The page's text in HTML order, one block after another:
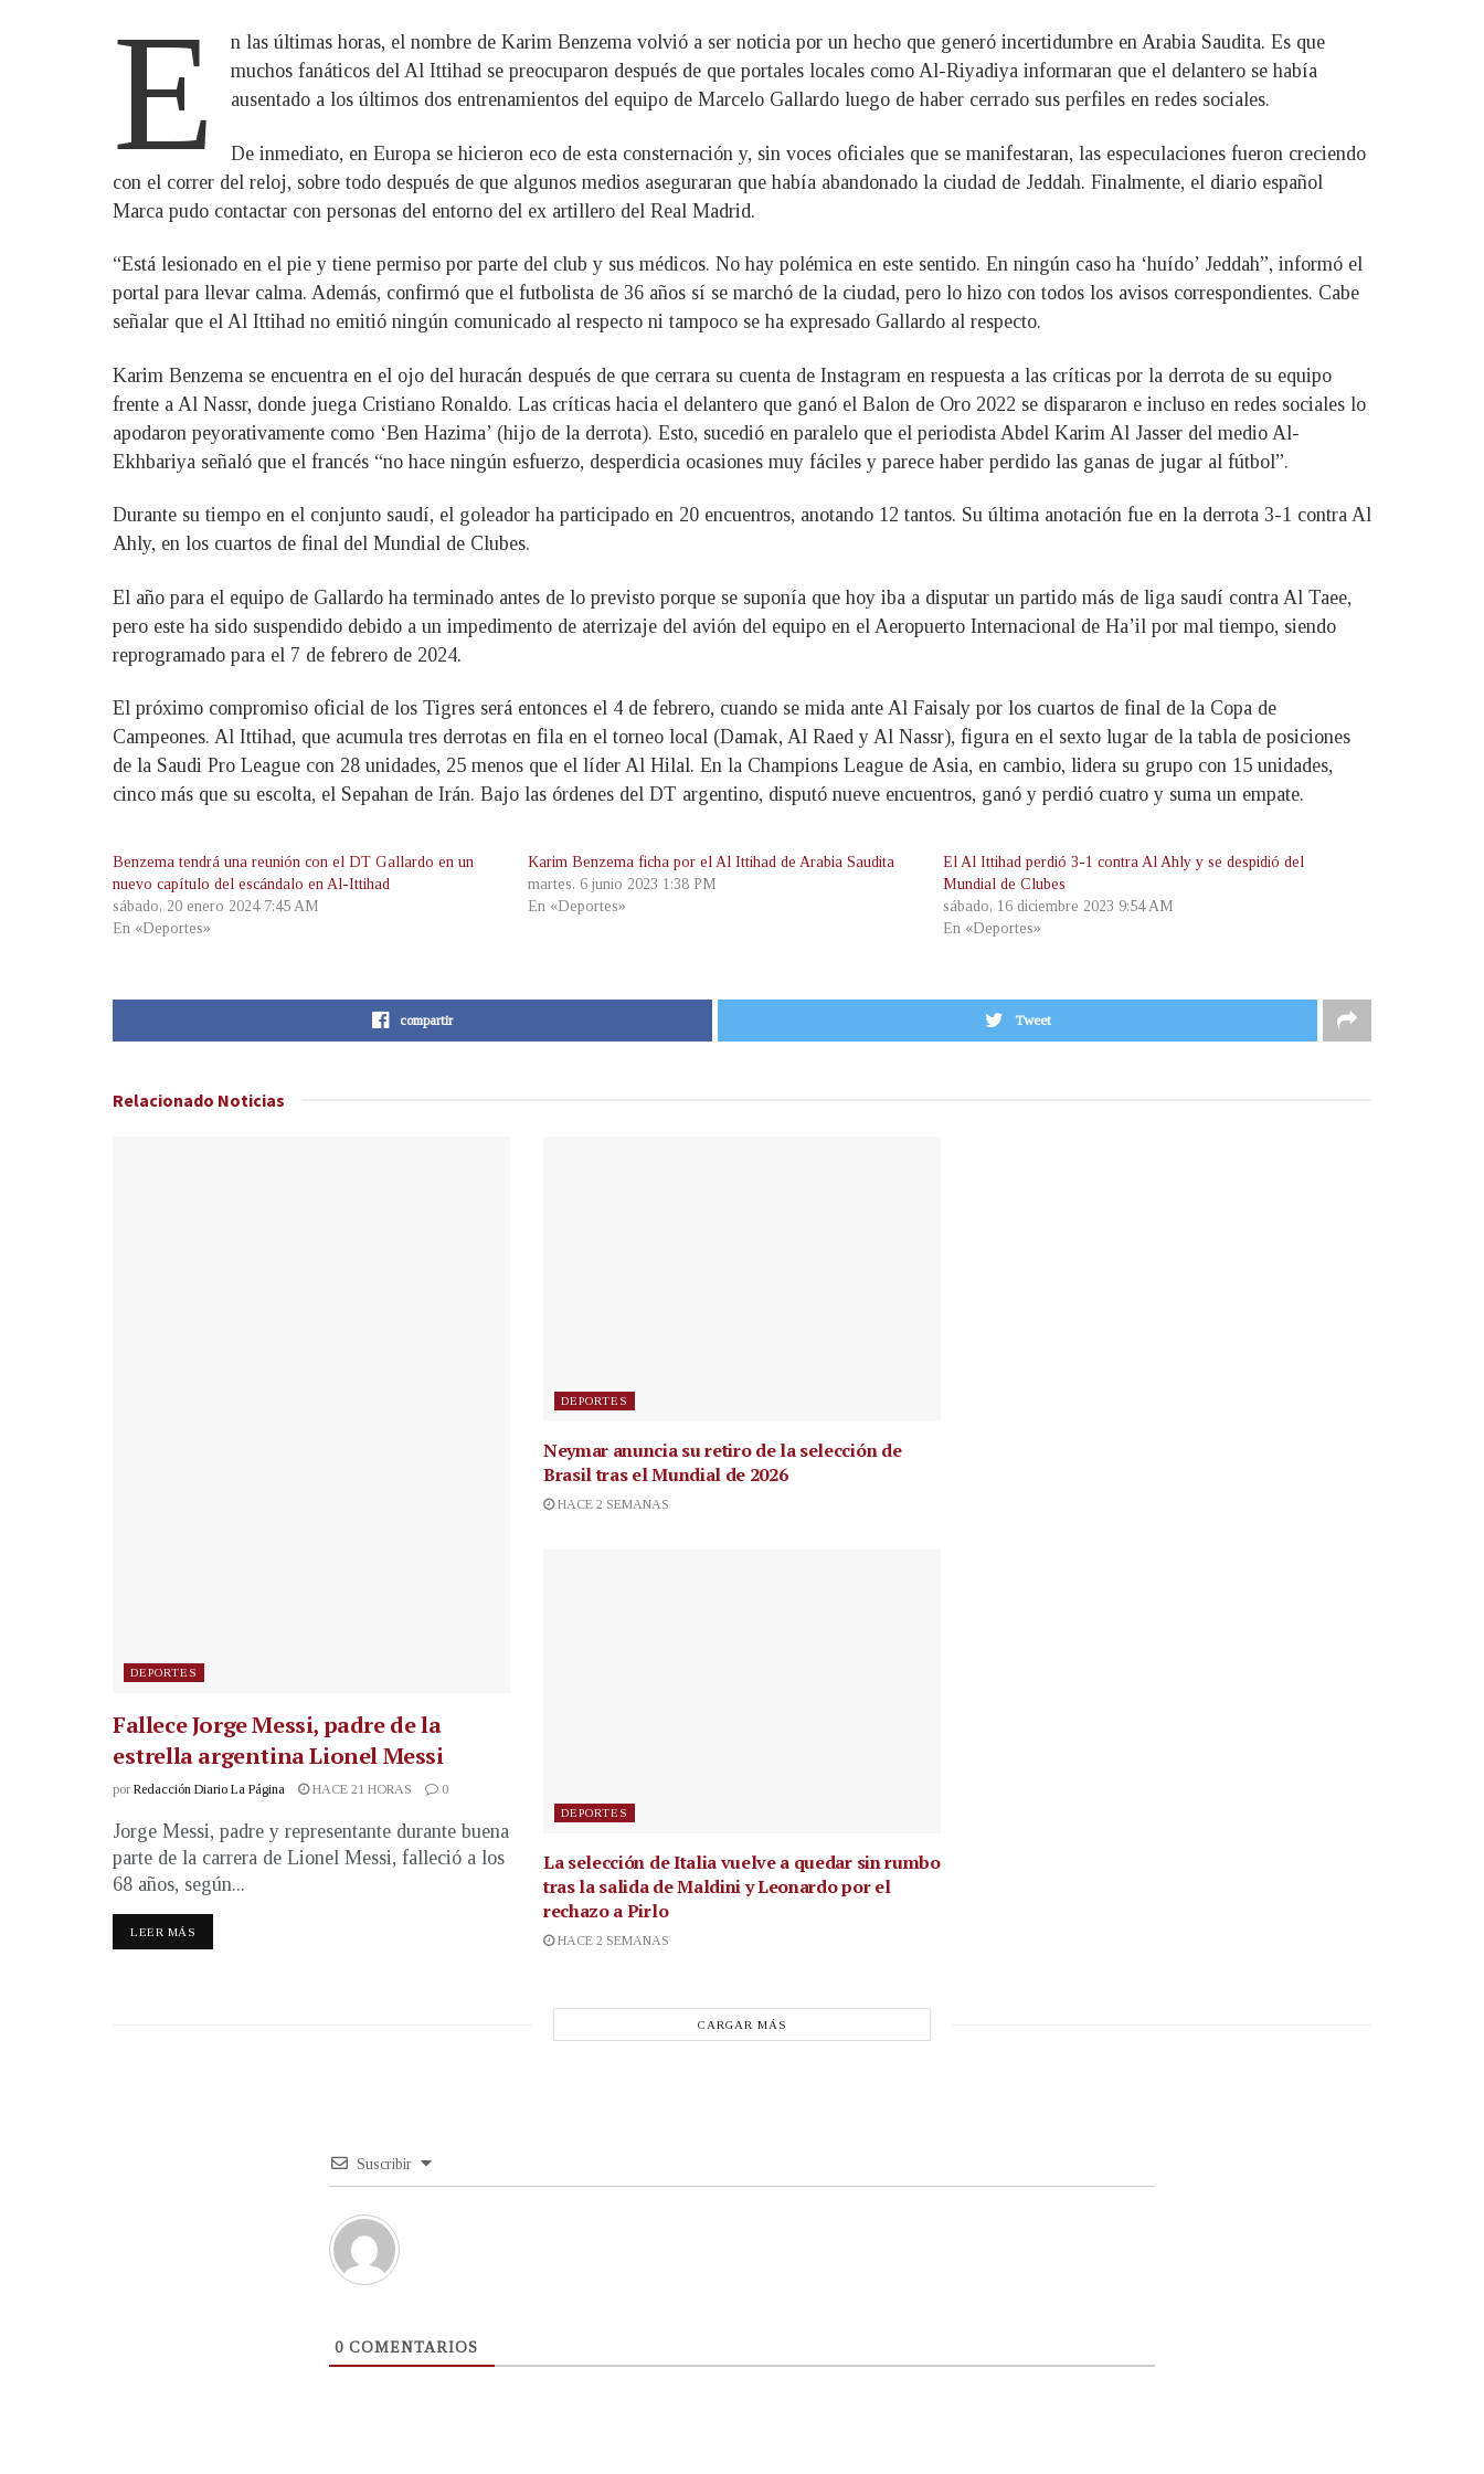
E
n las últimas horas, el nombre de Karim Benzema volvió a ser noticia por un hecho que generó incertidumbre en Arabia Saudita. Es que
muchos fanáticos del Al Ittihad se preocuparon después de que portales locales como Al-Riyadiya informaran que el delantero se había
ausentado a los últimos dos entrenamientos del equipo de Marcelo Gallardo luego de haber cerrado sus perfiles en redes sociales.
De inmediato, en Europa se hicieron eco de esta consternación y, sin voces oficiales que se manifestaran, las especulaciones fueron creciendo
con el correr del reloj, sobre todo después de que algunos medios aseguraran que había abandonado la ciudad de Jeddah. Finalmente, el diario español
Marca pudo contactar con personas del entorno del ex artillero del Real Madrid.
“Está lesionado en el pie y tiene permiso por parte del club y sus médicos. No hay polémica en este sentido. En ningún caso ha ‘huído’ Jeddah”, informó el
portal para llevar calma. Además, confirmó que el futbolista de 36 años sí se marchó de la ciudad, pero lo hizo con todos los avisos correspondientes. Cabe
señalar que el Al Ittihad no emitió ningún comunicado al respecto ni tampoco se ha expresado Gallardo al respecto.
Karim Benzema se encuentra en el ojo del huracán después de que cerrara su cuenta de Instagram en respuesta a las críticas por la derrota de su equipo
frente a Al Nassr, donde juega Cristiano Ronaldo. Las críticas hacia el delantero que ganó el Balon de Oro 2022 se dispararon e incluso en redes sociales lo
apodaron peyorativamente como ‘Ben Hazima’ (hijo de la derrota). Esto, sucedió en paralelo que el periodista Abdel Karim Al Jasser del medio Al-
Ekhbariya señaló que el francés “no hace ningún esfuerzo, desperdicia ocasiones muy fáciles y parece haber perdido las ganas de jugar al fútbol”.
Durante su tiempo en el conjunto saudí, el goleador ha participado en 20 encuentros, anotando 12 tantos. Su última anotación fue en la derrota 3-1 contra Al
Ahly, en los cuartos de final del Mundial de Clubes.
El año para el equipo de Gallardo ha terminado antes de lo previsto porque se suponía que hoy iba a disputar un partido más de liga saudí contra Al Taee,
pero este ha sido suspendido debido a un impedimento de aterrizaje del avión del equipo en el Aeropuerto Internacional de Ha’il por mal tiempo, siendo
reprogramado para el 7 de febrero de 2024.
El próximo compromiso oficial de los Tigres será entonces el 4 de febrero, cuando se mida ante Al Faisaly por los cuartos de final de la Copa de
Campeones. Al Ittihad, que acumula tres derrotas en fila en el torneo local (Damak, Al Raed y Al Nassr), figura en el sexto lugar de la tabla de posiciones
de la Saudi Pro League con 28 unidades, 25 menos que el líder Al Hilal. En la Champions League de Asia, en cambio, lidera su grupo con 15 unidades,
cinco más que su escolta, el Sepahan de Irán. Bajo las órdenes del DT argentino, disputó nueve encuentros, ganó y perdió cuatro y suma un empate.
Benzema tendrá una reunión con el DT Gallardo en un
nuevo capítulo del escándalo en Al-Ittihad
sábado, 20 enero 2024 7:45 AM
En «Deportes»
Karim Benzema ficha por el Al Ittihad de Arabia Saudita
martes, 6 junio 2023 1:38 PM
En «Deportes»
El Al Ittihad perdió 3-1 contra Al Ahly y se despidió del
Mundial de Clubes
sábado, 16 diciembre 2023 9:54 AM
En «Deportes»
compartir Tweet
Relacionado Noticias
DEPORTES
Fallece Jorge Messi, padre de la
estrella argentina Lionel Messi
por Redacción Diario La Página HACE 21 HORAS 0
Jorge Messi, padre y representante durante buena
parte de la carrera de Lionel Messi, falleció a los
68 años, según...
LEER MÁS
DEPORTES
Neymar anuncia su retiro de la selección de
Brasil tras el Mundial de 2026
HACE 2 SEMANAS
DEPORTES
La selección de Italia vuelve a quedar sin rumbo
tras la salida de Maldini y Leonardo por el
rechazo a Pirlo
HACE 2 SEMANAS
CARGAR MÁS
Suscribir
0 COMENTARIOS